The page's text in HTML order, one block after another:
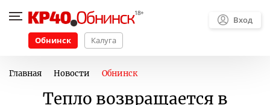
Обнинск Калуга
Вход
Главная Новости Обнинск
Тепло возвращается в